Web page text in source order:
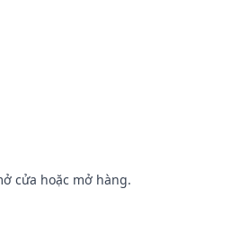
cửa hoặc mở hàng.